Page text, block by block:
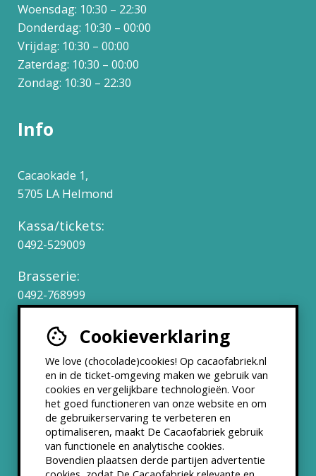
Cookieverklaring
We love (chocolade)cookies! Op cacaofabriek.nl
en in de ticket-omgeving maken we gebruik van
cookies en vergelijkbare technologieën. Voor
het goed functioneren van onze website en om
de gebruikerservaring te verbeteren en
optimaliseren, maakt De Cacaofabriek gebruik
van functionele en analytische cookies.
Bovendien plaatsen derde partijen advertentie
Woensdag: 10:30 – 22:30
Donderdag: 10:30 – 00:00
Vrijdag: 10:30 – 00:00
Zaterdag: 10:30 – 00:00
Zondag: 10:30 – 22:30
Info
Cacaokade 1,
5705 LA Helmond
Kassa/tickets:
0492-529009
Brasserie:
0492-768999
Werken bij
Partners & Samenwerkingen
ANBI status
Nieuwsbrief